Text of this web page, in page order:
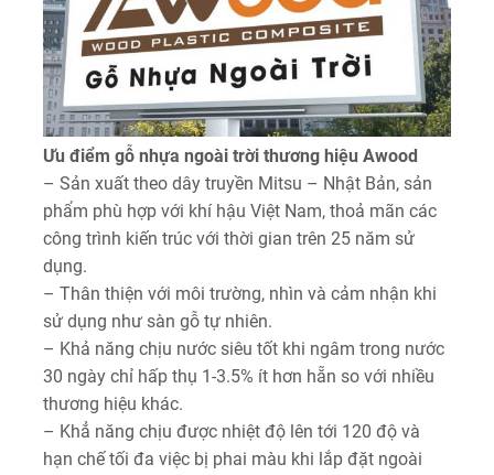
Ưu điểm gỗ nhựa ngoài trời thương hiệu Awood
– Sản xuất theo dây truyền Mitsu – Nhật Bản, sản
phẩm phù hợp với khí hậu Việt Nam, thoả mãn các
công trình kiến trúc với thời gian trên 25 năm sử
dụng.
– Thân thiện với môi trường, nhìn và cảm nhận khi
sử dụng như sàn gỗ tự nhiên.
– Khả năng chịu nước siêu tốt khi ngâm trong nước
30 ngày chỉ hấp thụ 1-3.5% ít hơn hẵn so với nhiều
thương hiệu khác.
– Khẳ năng chịu được nhiệt độ lên tới 120 độ và
hạn chế tối đa việc bị phai màu khi lắp đặt ngoài